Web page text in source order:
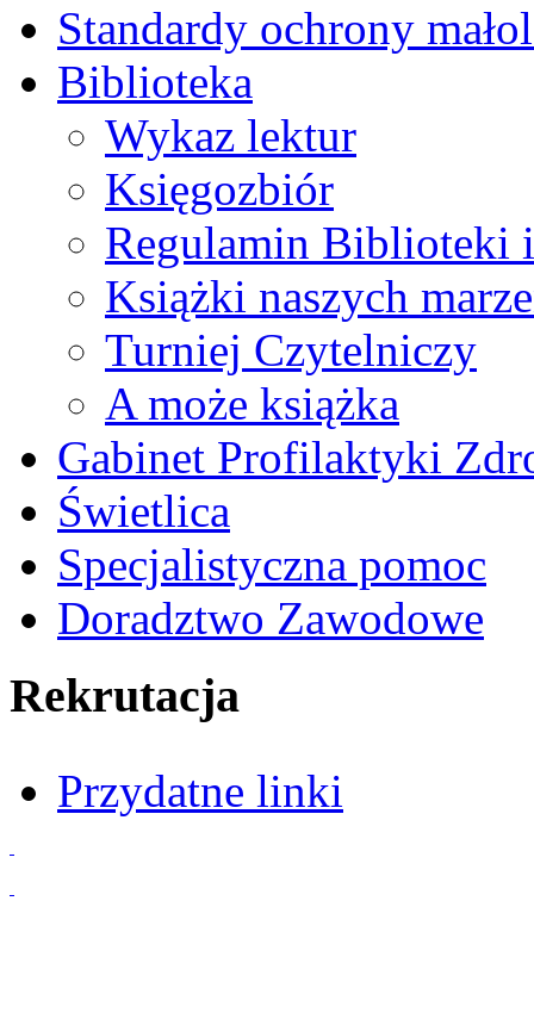
Standardy ochrony
Biblioteka
Wykaz lektur
Księgozbiór
Regulamin Biblioteki
Książki naszych
Turniej Czytelniczy
A może książka
Gabinet Profilaktyki
Świetlica
Specjalistyczna pomoc
Doradztwo Zawodowe
Rekrutacja
Przydatne linki